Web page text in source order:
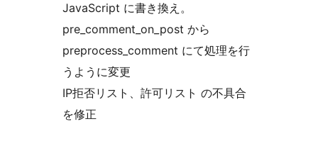
JavaScript に書き換え。
pre_comment_on_post から
preprocess_comment にて処理を行
うように変更
IP拒否リスト、許可リスト の不具合
を修正